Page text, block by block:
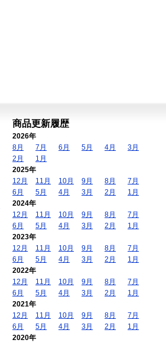
商品更新履歴
2026年
8月
7月 6月 5月 4月
3月
2月
1月
2025年
12月
11月 10月 9月 8月
7月
6月
5月 4月 3月 2月
1月
2024年
12月
11月 10月 9月 8月
7月
6月
5月 4月 3月 2月
1月
2023年
12月
11月 10月 9月 8月
7月
6月
5月 4月 3月 2月
1月
2022年
12月
11月 10月 9月 8月
7月
6月
5月 4月 3月 2月
1月
2021年
12月
11月 10月 9月 8月
7月
6月
5月 4月 3月 2月
1月
2020年